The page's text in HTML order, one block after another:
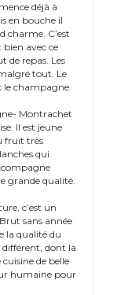
déjà à
en bouche il
charme. C’est
avec ce
de repas. Les
tout. Le
le champagne.
Montrachet
Il est jeune
fruit très
qui
grande qualité.
c’est un
sans année
la qualité du
différent, dont la
de belle
humaine pour